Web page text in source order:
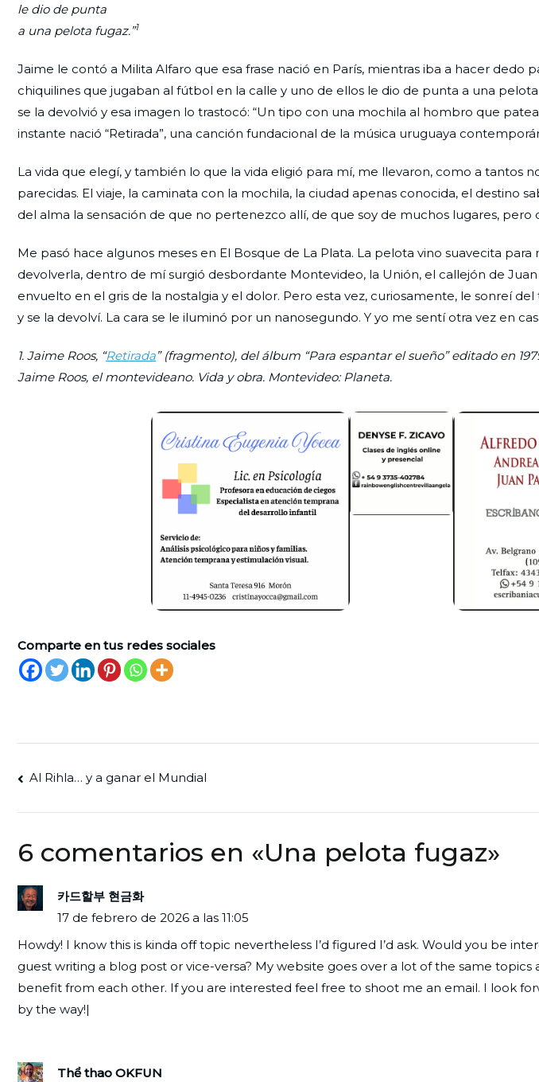
le dio de punta
a una pelota fugaz.”1
Jaime le contó a Milita Alfaro que esa frase nació en París, mientras iba a hacer dedo
chiquilines que jugaban al fútbol en la calle y uno de ellos le dio de punta a una
se la devolvió y esa imagen lo trastocó: “Un tipo con una mochila al hombro que
instante nació “Retirada”, una canción fundacional de la música uruguaya
La vida que elegí, y también lo que la vida eligió para mí, me llevaron, como a tantos
parecidas. El viaje, la caminata con la mochila, la ciudad apenas conocida, el destino
del alma la sensación de que no pertenezco allí, de que soy de muchos lugares, pero
Me pasó hace algunos meses en El Bosque de La Plata. La pelota vino suavecita
devolverla, dentro de mí surgió desbordante Montevideo, la Unión, el callejón de
envuelto en el gris de la nostalgia y el dolor. Pero esta vez, curiosamente, le sonreí
y se la devolví. La cara se le iluminó por un nanosegundo. Y yo me sentí otra vez en
1. Jaime Roos, “Retirada” (fragmento), del álbum “Para espantar el sueño” editado en
Jaime Roos, el montevideano. Vida y obra. Montevideo: Planeta.
Comparte en tus redes sociales
Navegación
de
entradas
Al Rihla… y a ganar el Mundial
6 comentarios en «Una pelota fugaz»
카드할부 현금화
17 de febrero de 2026 a las 11:05
Howdy! I know this is kinda off topic nevertheless I’d figured I’d ask. Would you be
guest writing a blog post or vice-versa? My website goes over a lot of the same
benefit from each other. If you are interested feel free to shoot me an email. I look
by the way!|
Thể thao OKFUN